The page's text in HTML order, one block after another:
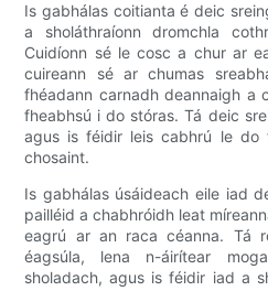
Is gabhálas coitianta é deic
a sholáthraíonn dromchla
Cuidíonn sé le cosc a chur ar
cuireann sé ar chumas
fhéadann carnadh deannaigh a
fheabhsú i do stóras. Tá deic
agus is féidir leis cabhrú le do
chosaint.
Is gabhálas úsáideach eile iad
pailléid a chabhróidh leat
eagrú ar an raca céanna. Tá
éagsúla, lena n-áirítear
sholadach, agus is féidir iad a